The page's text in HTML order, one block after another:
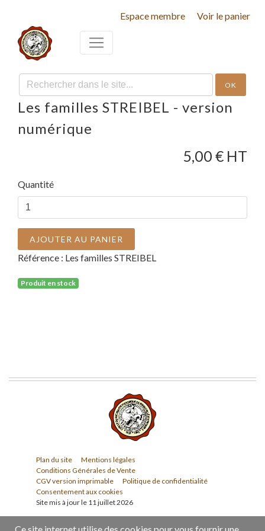
Espace membre Voir le panier
OK
Les familles STREIBEL - version
numérique
5,00 € HT
Quantité
AJOUTER AU PANIER
Référence : Les familles STREIBEL
Produit en stock
Plan du site
Mentions légales
Conditions Générales de Vente
CGV version imprimable
Politique de confidentialité
Consentement aux cookies
Site mis à jour le 11 juillet 2026